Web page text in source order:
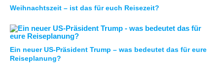
Weihnachtszeit – ist das für euch Reisezeit?
Ein neuer US-Präsident Trump – was bedeutet das für eure
Reiseplanung?